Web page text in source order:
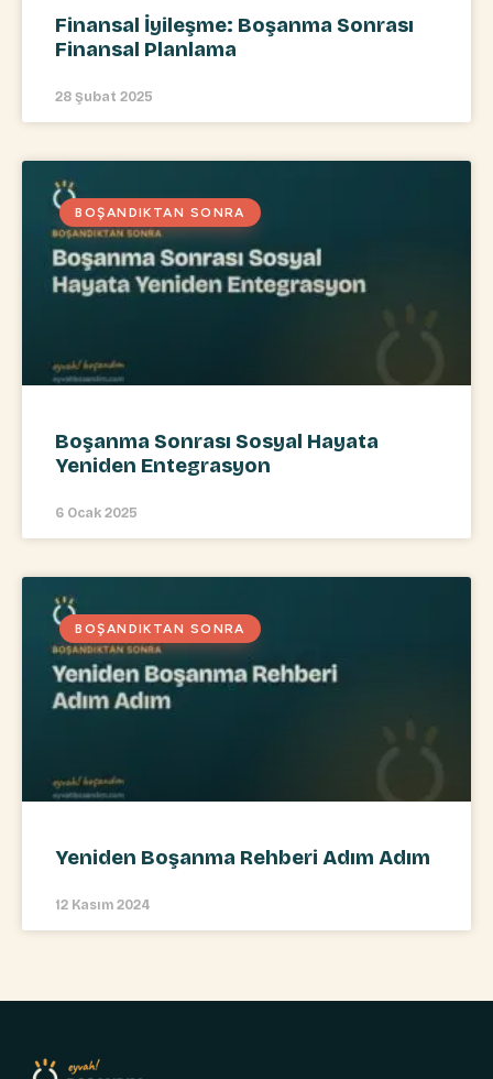
Finansal İyileşme: Boşanma Sonrası
Finansal Planlama
28 Şubat 2025
BOŞANDIKTAN SONRA
Boşanma Sonrası Sosyal Hayata
Yeniden Entegrasyon
6 Ocak 2025
BOŞANDIKTAN SONRA
Yeniden Boşanma Rehberi Adım Adım
12 Kasım 2024